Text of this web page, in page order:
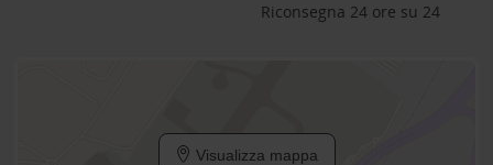
Riconsegna 24 ore su 24
Visualizza mappa